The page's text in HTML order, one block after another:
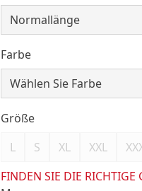
Farbe
Größe
L
S XL XXL
FINDEN SIE DIE RICHTIGE